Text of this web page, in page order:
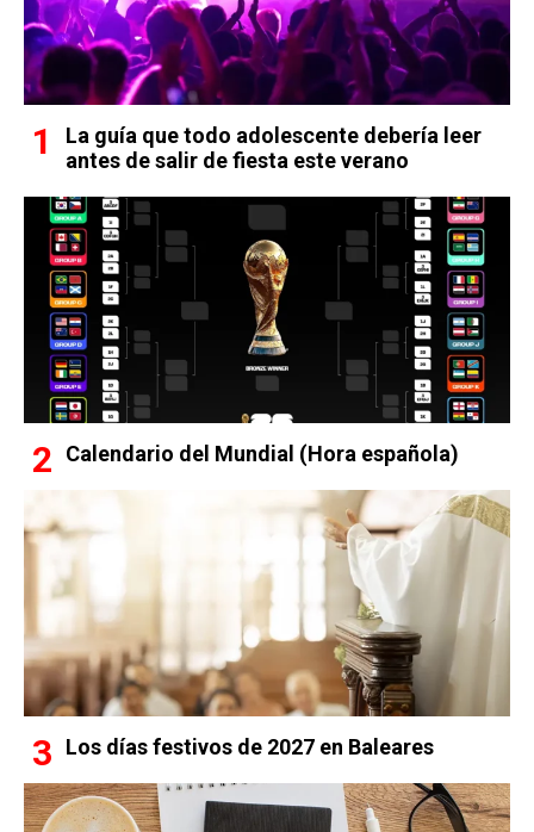
La guía que todo adolescente debería leer
antes de salir de fiesta este verano
Calendario del Mundial (Hora española)
Los días festivos de 2027 en Baleares